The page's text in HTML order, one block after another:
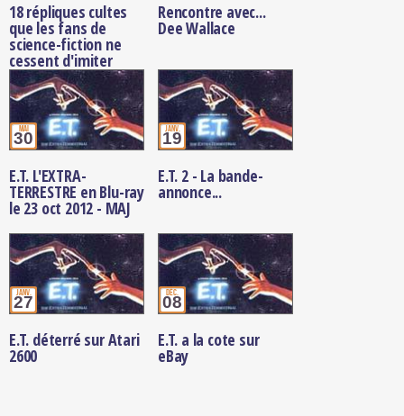
18 répliques cultes
que les fans de
science-fiction ne
cessent d'imiter
Rencontre avec...
Dee Wallace
mai
30
E.T. L'EXTRA-
TERRESTRE en Blu-ray
le 23 oct 2012 - MAJ
janv.
19
E.T. 2 - La bande-
annonce...
janv.
27
E.T. déterré sur Atari
2600
déc.
08
E.T. a la cote sur
eBay